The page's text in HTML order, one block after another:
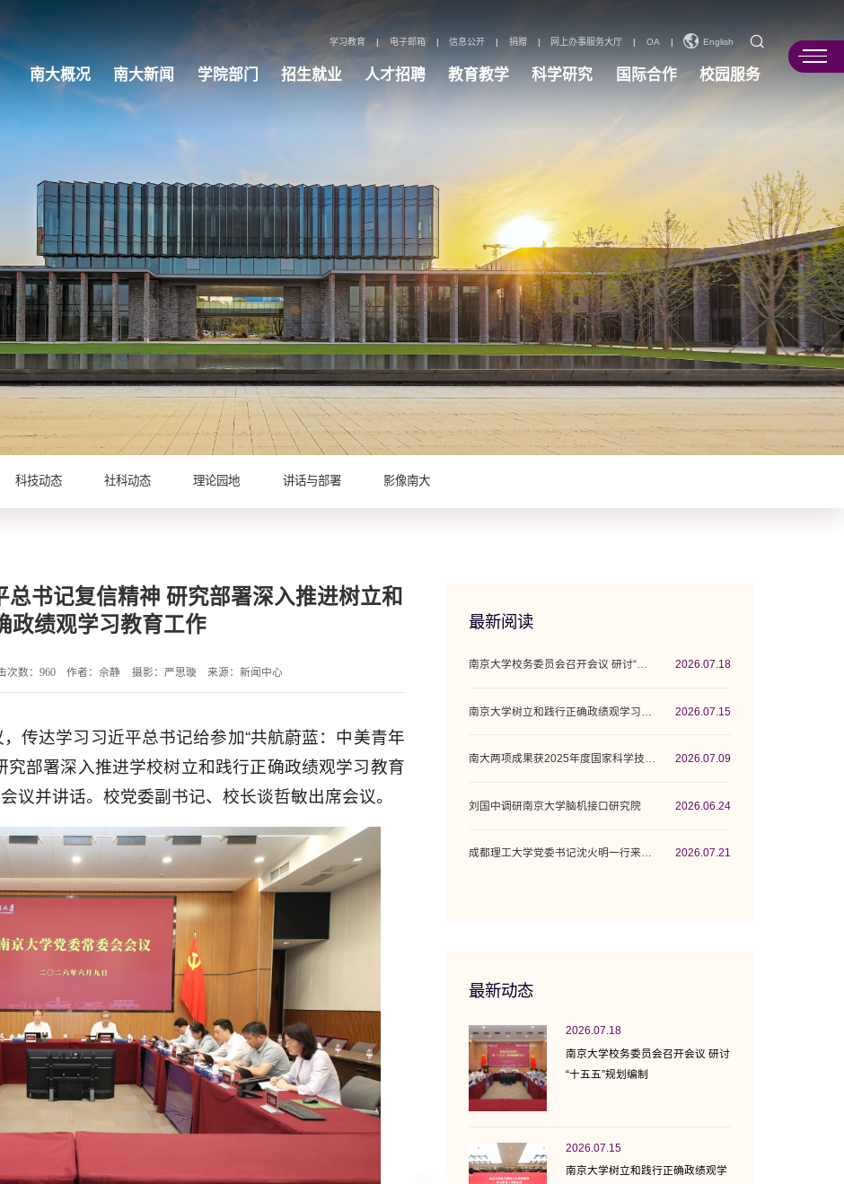
学习教育 | 电子邮箱 | 信息公开 | 捐赠 | 网上办事服务大厅 | OA | English
南大概况 南大新闻 学院部门 招生就业 人才招聘 教育教学 科学研究 国际合作 校园服务
科技动态 社科动态 理论园地 讲话与部署 影像南大
书记复信精神 研究部署深入推进树立和
政绩观学习教育工作
次数： 960 作者：佘静 摄影：严思璇 来源：新闻中心
传达学习习近平总书记给参加“共航蔚蓝：中美青年
究部署深入推进学校树立和践行正确政绩观学习教育
议并讲话。校党委副书记、校长谈哲敏出席会议。
最新阅读
南京大学校务委员会召开会议 研讨“十五五”... 2026.07.18
2026.07.15
2026.07.09
刘国中调研南京大学脑机接口研究院 2026.06.24
2026.07.21
最新动态
2026.07.18
南京大学校务委员会召开会议 研讨
“十五五”规划编制
2026.07.15
南京大学树立和践行正确政绩观学